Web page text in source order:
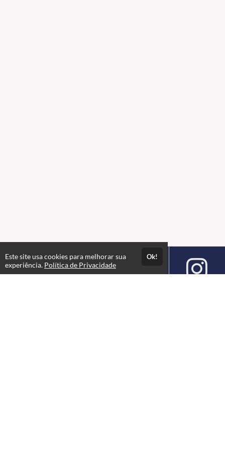
Este site usa cookies para melhorar sua
experiência. Política de Privacidade
Ok!